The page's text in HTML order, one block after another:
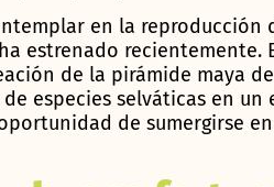
en la reproducción
estrenado recientemente.
de la pirámide maya
especies selváticas en un
de sumergirse